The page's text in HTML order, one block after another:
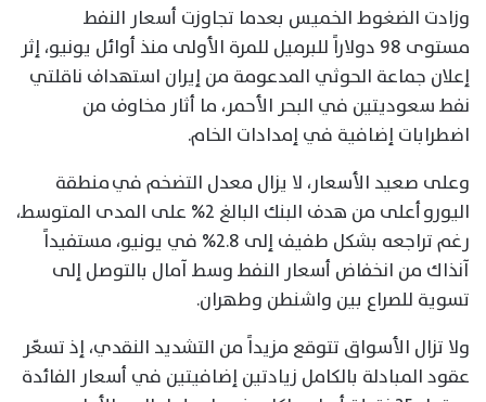
وزادت الضغوط الخميس بعدما تجاوزت أسعار النفط
مستوى 98 دولاراً للبرميل للمرة الأولى منذ أوائل يونيو، إثر
إعلان جماعة الحوثي المدعومة من إيران استهداف ناقلتي
نفط سعوديتين في البحر الأحمر، ما أثار مخاوف من
اضطرابات إضافية في إمدادات الخام.
وعلى صعيد الأسعار، لا يزال معدل التضخم في منطقة
اليورو أعلى من هدف البنك البالغ 2% على المدى المتوسط،
رغم تراجعه بشكل طفيف إلى 2.8% في يونيو، مستفيداً
آنذاك من انخفاض أسعار النفط وسط آمال بالتوصل إلى
تسوية للصراع بين واشنطن وطهران.
ولا تزال الأسواق تتوقع مزيداً من التشديد النقدي، إذ تسعّر
عقود المبادلة بالكامل زيادتين إضافيتين في أسعار الفائدة